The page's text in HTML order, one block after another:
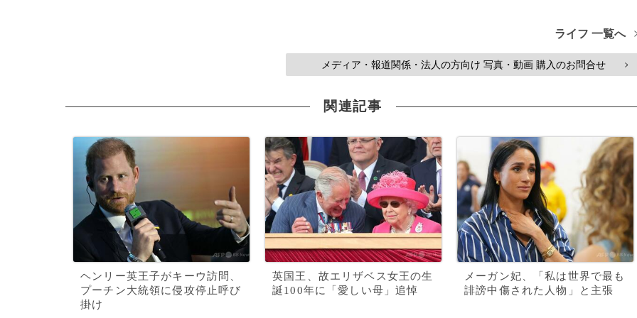
ライフ 一覧へ
メディア・報道関係・法人の方向け 写真・動画 購入のお問合せ >
関連記事
ヘンリー英王子がキーウ訪問、
プーチン大統領に侵攻停止呼び
掛け
英国王、故エリザベス女王の生
誕100年に「愛しい母」追悼
メーガン妃、「私は世界で最も
誹謗中傷された人物」と主張